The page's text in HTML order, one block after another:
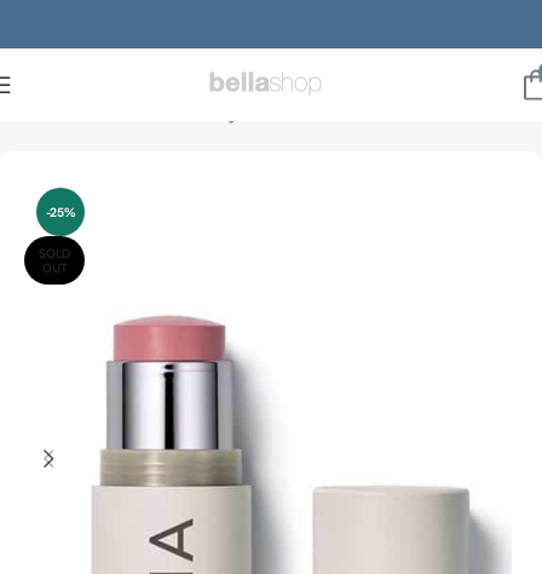
-25%
SOLD
OUT